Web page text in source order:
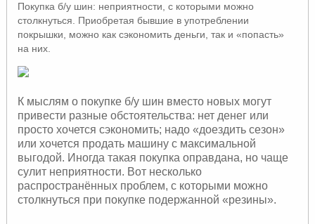
Покупка б/у шин: неприятности, с которыми можно
столкнуться. Приобретая бывшие в употреблении
покрышки, можно как сэкономить деньги, так и «попасть»
на них.
К мыслям о покупке б/у шин вместо новых могут
привести разные обстоятельства: нет денег или
просто хочется сэкономить; надо «доездить сезон»
или хочется продать машину с максимальной
выгодой. Иногда такая покупка оправдана, но чаще
сулит неприятности. Вот несколько
распространённых проблем, с которыми можно
столкнуться при покупке подержанной «резины».